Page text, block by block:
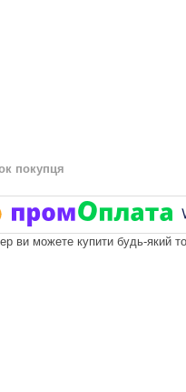
покупця
ви можете купити будь-який